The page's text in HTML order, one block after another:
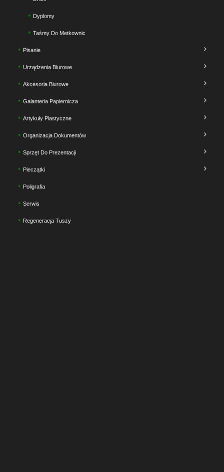
Dyplomy
Taśmy Do Metkownic
Pisanie
Urządzenia Biurowe
Akcesoria Biurowe
Galanteria Papiernicza
Artykuły Plastyczne
Organizacja Dokumentów
Sprzęt Do Prezentacji
Pieczątki
Poligrafia
Serwis
Regeneracja Tuszy